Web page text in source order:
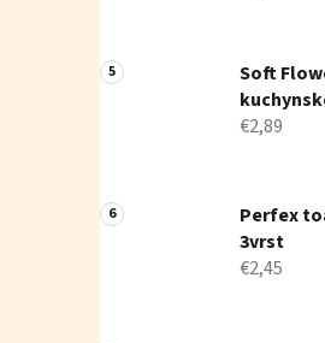
Soft
€2,89
Perfex
3vrst
€2,45